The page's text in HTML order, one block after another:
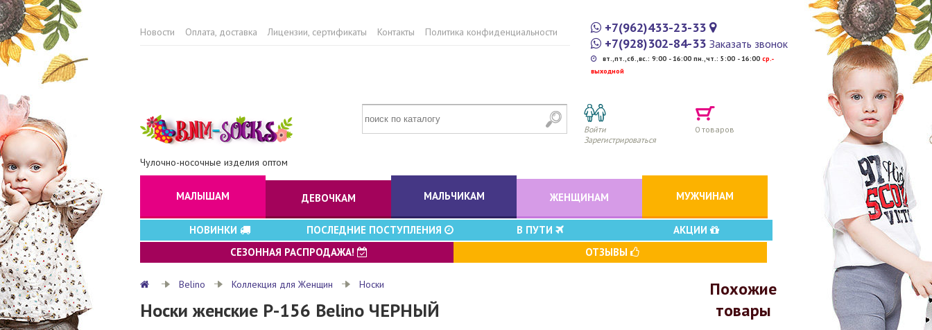
Новости Оплата, доставка Лицензии, сертификаты Контакты Политика конфиденциальности
+7(962)433-23-33
+7(928)302-84-33 Заказать звонок
вт.,пт.,сб.,вс.: 9:00 - 16:00 пн.,чт.: 5:00 - 16:00 cр.-
выходной
Чулочно-носочные изделия оптом
Войти
Зарегистрироваться
0 товаров
МАЛЫШАМ ДЕВОЧКАМ МАЛЬЧИКАМ ЖЕНЩИНАМ МУЖЧИНАМ
НОВИНКИ ПОСЛЕДНИЕ ПОСТУПЛЕНИЯ В ПУТИ
АКЦИИ
СЕЗОННАЯ РАСПРОДАЖА!
ОТЗЫВЫ
Belino Коллекция для Женщин Носки
Носки женские P-156 Belino ЧЕРНЫЙ
Похожие
товары